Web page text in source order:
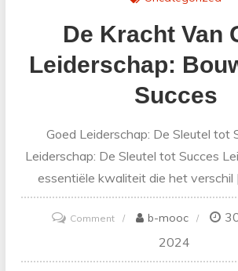
De Kracht Van
Leiderschap:
Succes
Goed Leiderschap: De Sleutel tot
Leiderschap: De Sleutel tot Succes
essentiële kwaliteit die het verschil
Commenton
Kracht
b-mooc
2024